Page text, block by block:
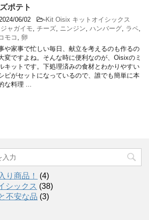
ポテト
2024/06/02 -Kit Oisix キットオイシックス
ジャガイモ チーズ ニンジン ハンバーグ ラペ
モコ
卵
や家事で忙しい毎日、献立を考えるのも作るの
変ですよね。そんな時に便利なのが、Oisixのミ
キットです。下処理済みの食材とわかりやすい
ピがセットになっているので、誰でも簡単に本
な料理 ...
り商品！
(4)
シックス (38)
不安な品 (3)